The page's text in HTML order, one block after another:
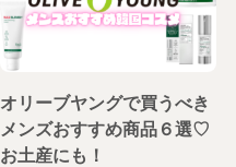
オリーブヤングで買うべき
メンズおすすめ商品６選♡
お土産にも！